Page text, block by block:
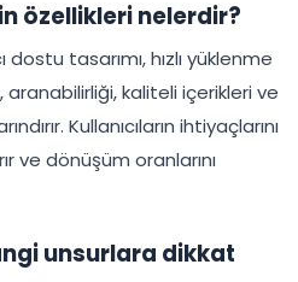
özellikleri nelerdir?
dostu tasarımı, hızlı yüklenme
kaliteli içerikleri ve
Kullanıcıların ihtiyaçlarını
ve dönüşüm oranlarını
unsurlara dikkat